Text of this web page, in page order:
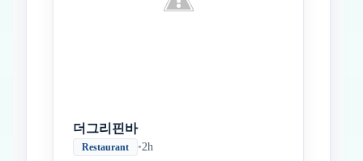
더그리핀바
Restaurant •2h